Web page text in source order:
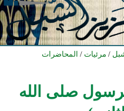
/ مرئيات / المحاضرات
صلى الله